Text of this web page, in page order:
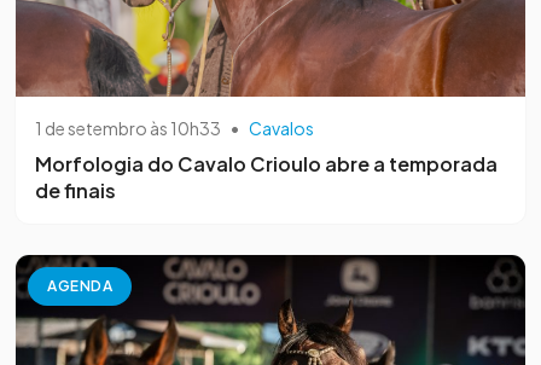
1 de setembro às 10h33 • Cavalos
Morfologia do Cavalo Crioulo abre a temporada
de finais
AGENDA